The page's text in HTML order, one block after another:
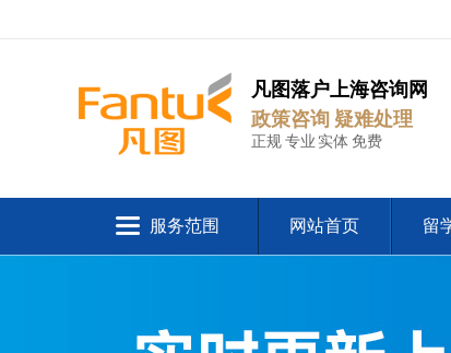
凡图落户上海咨询网
政策咨询 疑难处理
正规 专业 实体 免费
服务范围 网站首页 留